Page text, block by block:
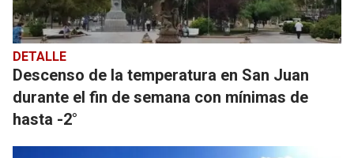
DETALLE
Descenso de la temperatura en San Juan
durante el fin de semana con mínimas de
hasta -2°